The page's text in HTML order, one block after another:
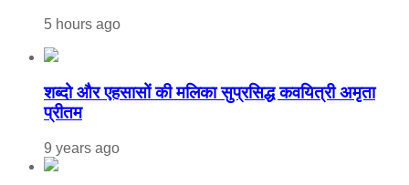
5 hours ago
शब्दो और एहसासों की मलिका सुप्रसिद्ध कवयित्री अमृता
प्रीतम
9 years ago